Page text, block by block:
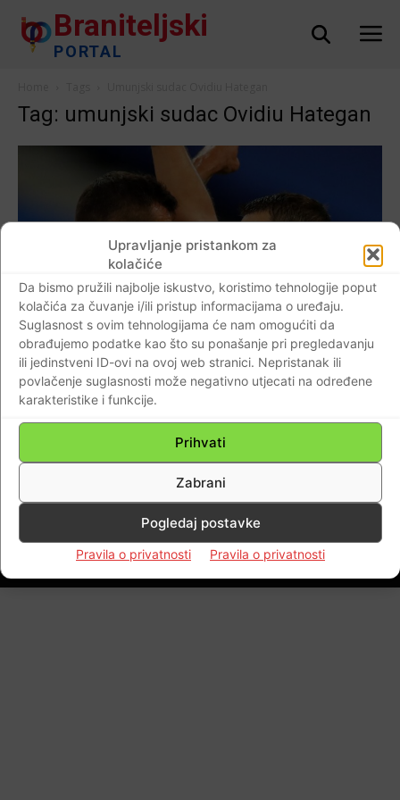
Upravljanje pristankom za
kolačiće
Da bismo pružili najbolje iskustvo, koristimo tehnologije poput
kolačića za čuvanje i/ili pristup informacijama o uređaju.
Suglasnost s ovim tehnologijama će nam omogućiti da
obrađujemo podatke kao što su ponašanje pri pregledavanju
ili jedinstveni ID-ovi na ovoj web stranici. Nepristanak ili
povlačenje suglasnosti može negativno utjecati na određene
karakteristike i funkcije.
Prihvati
Zabrani
Pogledaj postavke
Pravila o privatnosti Pravila o privatnosti
Braniteljski
PORTAL
Tag: umunjski sudac Ovidiu Hategan
Dijaspora
VIDEO Kada ovaj sudac sudi, Vatreni obično
gube, ali večeras ne bi smjeli…Vatreni su
spremni ko” zapete puške…
Kontaktirajte nas
© Newspaper WordPress Theme by TagDiv